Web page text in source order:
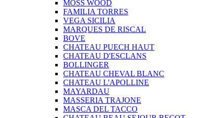
MOSS WOOD
FAMILIA TORRES
VEGA SICILIA
MARQUES DE RISCAL
BOVE
CHATEAU PUECH HAUT
CHATEAU D'ESCLANS
BOLLINGER
CHATEAU CHEVAL BLANC
CHATEAU L'APOLLINE
MAYARDAU
MASSERIA TRAJONE
MASCA DEL TACCO